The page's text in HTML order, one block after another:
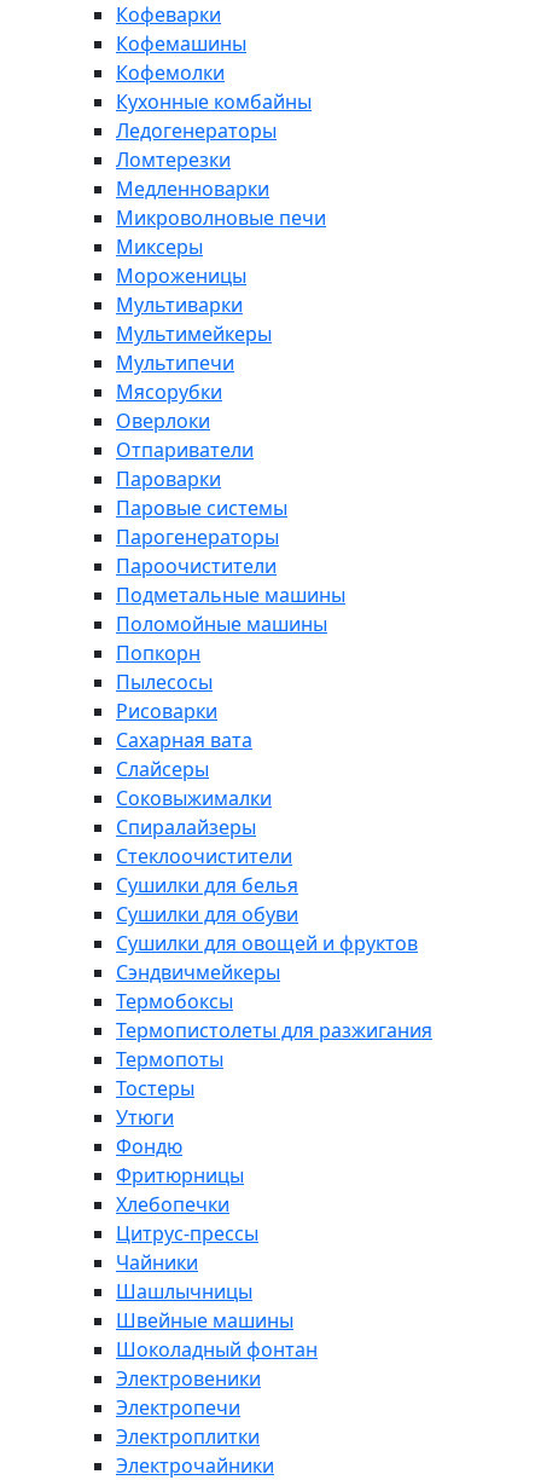
Кофеварки
Кофемашины
Кофемолки
Кухонные комбайны
Ледогенераторы
Ломтерезки
Медленноварки
Микроволновые печи
Миксеры
Мороженицы
Мультиварки
Мультимейкеры
Мультипечи
Мясорубки
Оверлоки
Отпариватели
Пароварки
Паровые системы
Парогенераторы
Пароочистители
Подметальные машины
Поломойные машины
Попкорн
Пылесосы
Рисоварки
Сахарная вата
Слайсеры
Соковыжималки
Спиралайзеры
Стеклоочистители
Сушилки для белья
Сушилки для обуви
Сушилки для овощей и фруктов
Сэндвичмейкеры
Термобоксы
Термопистолеты для разжигания
Термопоты
Тостеры
Утюги
Фондю
Фритюрницы
Хлебопечки
Цитрус-прессы
Чайники
Шашлычницы
Швейные машины
Шоколадный фонтан
Электровеники
Электропечи
Электроплитки
Электрочайники